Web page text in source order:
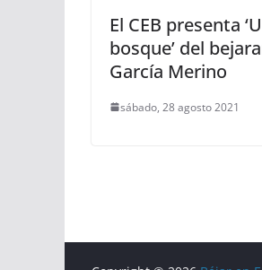
El CEB presenta
bosque’ del
García Merino
sábado, 28 agosto 2021